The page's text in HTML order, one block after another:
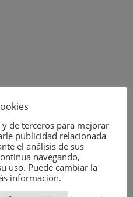
de terceros para mejorar
publicidad relacionada
el análisis de sus
navegando,
uso. Puede cambiar la
información.